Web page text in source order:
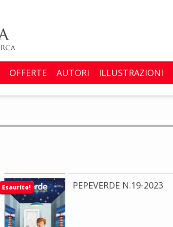
OFFERTE AUTORI ILLUSTRAZIONI
Esaurito! PEPEVERDE N.19-2023